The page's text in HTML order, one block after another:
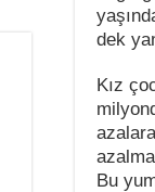
dek
Kız
Bu